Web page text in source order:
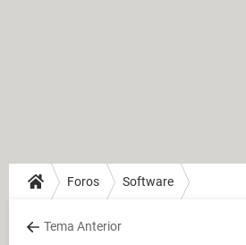
Foros Software
Tema Anterior